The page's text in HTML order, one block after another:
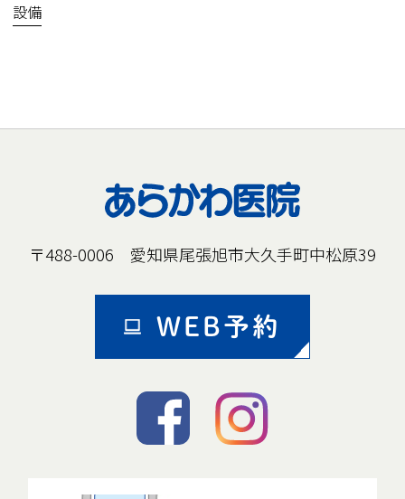
設備
〒488-0006 愛知県尾張旭市大久手町中松原39
WEB予約